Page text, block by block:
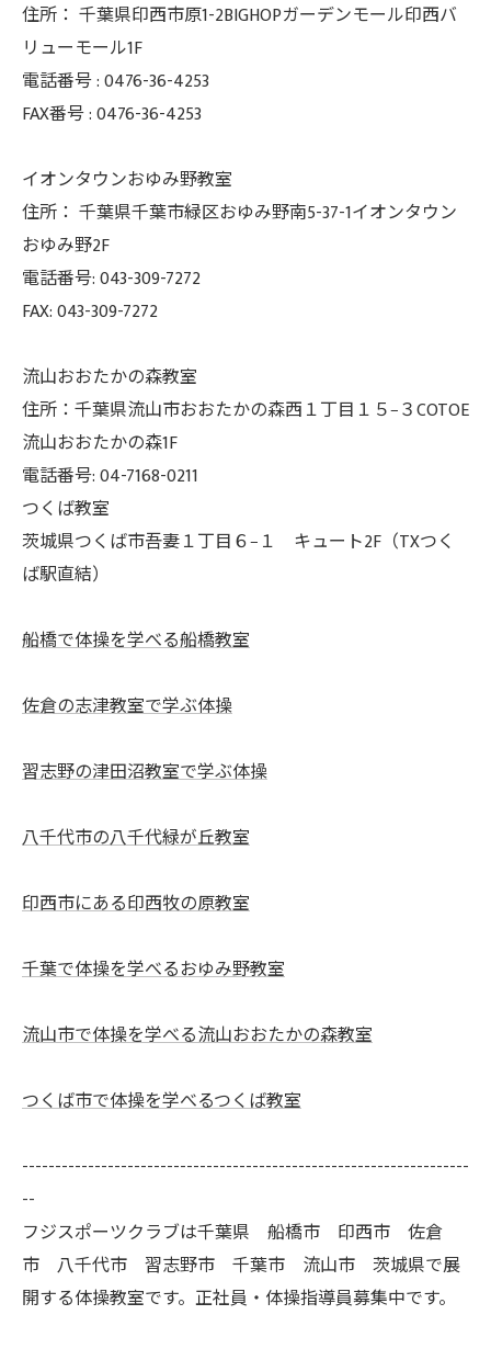
住所： 千葉県印西市原1-2BIGHOPガーデンモール印西バ
リューモール1F
電話番号 :0476-36-4253
FAX番号 :0476-36-4253
イオンタウンおゆみ野教室
住所： 千葉県千葉市緑区おゆみ野南5-37-1イオンタウン
おゆみ野2F
電話番号: 043-309-7272
FAX: 043-309-7272
流山おおたかの森教室
住所：千葉県流山市おおたかの森西１丁目１５−３COTOE
流山おおたかの森1F
電話番号: 04-7168-0211
つくば教室
茨城県つくば市吾妻１丁目６−１ キュート2F（TXつく
ば駅直結）
船橋で体操を学べる船橋教室
佐倉の志津教室で学ぶ体操
習志野の津田沼教室で学ぶ体操
八千代市の八千代緑が丘教室
印西市にある印西牧の原教室
千葉で体操を学べるおゆみ野教室
流山市で体操を学べる流山おおたかの森教室
つくば市で体操を学べるつくば教室
--------------------------------------------------------------------
--
フジスポーツクラブは千葉県 船橋市 印西市 佐倉
市 八千代市 習志野市 千葉市 流山市 茨城県で展
開する体操教室です。正社員・体操指導員募集中です。